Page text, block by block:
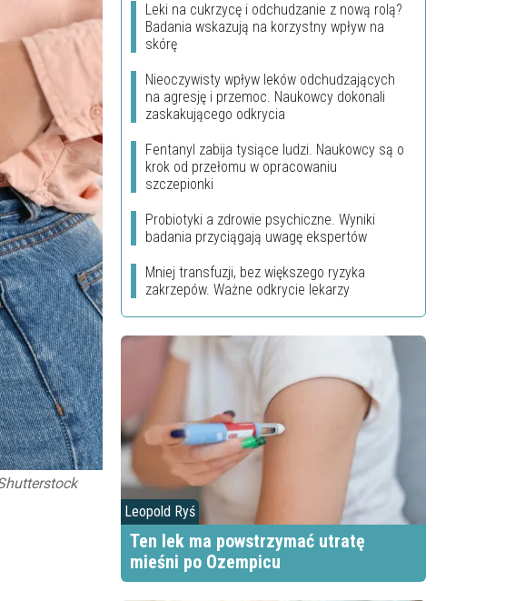
Leki na cukrzycę i odchudzanie z nową rolą?
Badania wskazują na korzystny wpływ na
skórę
Nieoczywisty wpływ leków odchudzających
na agresję i przemoc. Naukowcy dokonali
zaskakującego odkrycia
Fentanyl zabija tysiące ludzi. Naukowcy są o
krok od przełomu w opracowaniu
szczepionki
Probiotyki a zdrowie psychiczne. Wyniki
badania przyciągają uwagę ekspertów
Mniej transfuzji, bez większego ryzyka
zakrzepów. Ważne odkrycie lekarzy
Leopold Ryś
Ten lek ma powstrzymać utratę
mieśni po Ozempicu